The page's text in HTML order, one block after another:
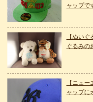
ャップ
【ぬい
ぐるみの
【ニュ
ャップに